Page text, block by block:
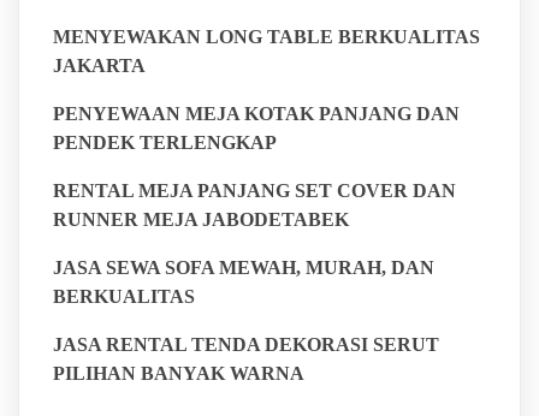
MENYEWAKAN LONG TABLE BERKUALITAS
JAKARTA
PENYEWAAN MEJA KOTAK PANJANG DAN
PENDEK TERLENGKAP
RENTAL MEJA PANJANG SET COVER DAN
RUNNER MEJA JABODETABEK
JASA SEWA SOFA MEWAH, MURAH, DAN
BERKUALITAS
JASA RENTAL TENDA DEKORASI SERUT
PILIHAN BANYAK WARNA